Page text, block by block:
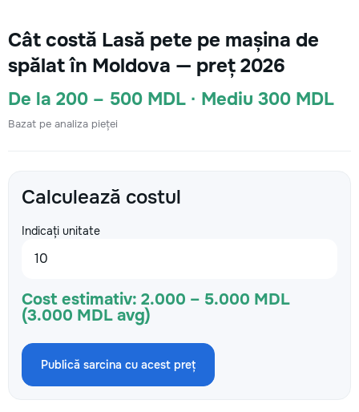
Cât costă Lasă pete pe mașina de
spălat în Moldova — preț 2026
De la 200 – 500 MDL · Mediu 300 MDL
Bazat pe analiza pieței
Calculează costul
Indicați unitate
Cost estimativ: 2.000 – 5.000 MDL
(3.000 MDL avg)
Publică sarcina cu acest preț